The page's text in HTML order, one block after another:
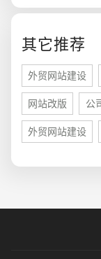
其它推荐
外贸网站建设
网站改版 公
外贸网站建设
您